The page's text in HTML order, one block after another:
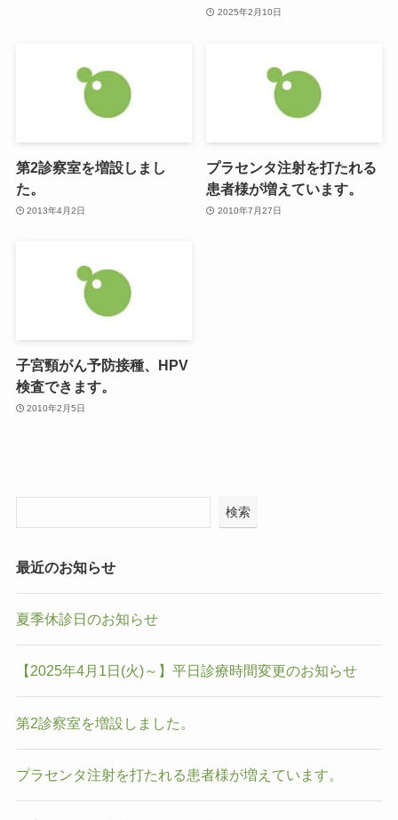
2025年2月10日
第2診察室を増設しまし
た。
2013年4月2日
プラセンタ注射を打たれる
患者様が増えています。
2010年7月27日
子宮頸がん予防接種、HPV
検査できます。
2010年2月5日
検索
最近のお知らせ
夏季休診日のお知らせ
【2025年4月1日(火)～】平日診療時間変更のお知らせ
第2診察室を増設しました。
プラセンタ注射を打たれる患者様が増えています。